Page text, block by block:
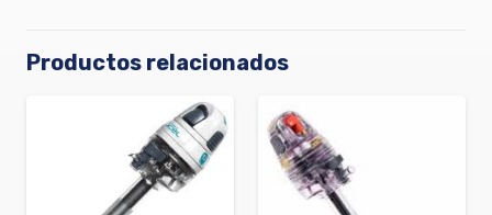
Productos relacionados